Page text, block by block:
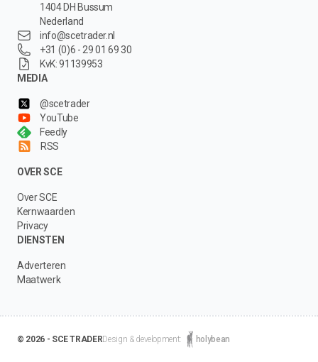
1404 DH Bussum
Nederland
info@scetrader.nl
+31 (0)6 - 29 01 69 30
KvK: 91139953
MEDIA
@scetrader
YouTube
Feedly
RSS
OVER SCE
Over SCE
Kernwaarden
Privacy
DIENSTEN
Adverteren
Maatwerk
© 2026 - SCE TRADERDesign & development: holybean